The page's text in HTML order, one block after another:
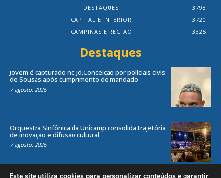
DESTAQUES
3798
CAPITAL E INTERIOR
3720
CAMPINAS E REGIÃO
3325
Destaques
Jovem é capturado no Jd.Conceição por policiais civis
de Sousas após cumprimento de mandado
7 agosto, 2026
Orquestra Sinfônica da Unicamp consolida trajetória
de inovação e difusão cultural
7 agosto, 2026
Este site utiliza cookies para personalizar conteúdos e garantir